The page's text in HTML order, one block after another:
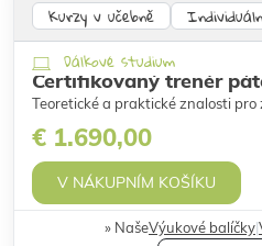
Dálkové studium
Kurzy v učebně
Certifikovaný trenér
Teoretické a praktické znalosti pro
€ 1.690,00
V NÁKUPNÍM KOŠÍKU
NašeVýukové balíčky|